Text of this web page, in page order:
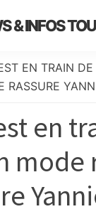
& INFOS
EN TRAIN
RASSURE
en